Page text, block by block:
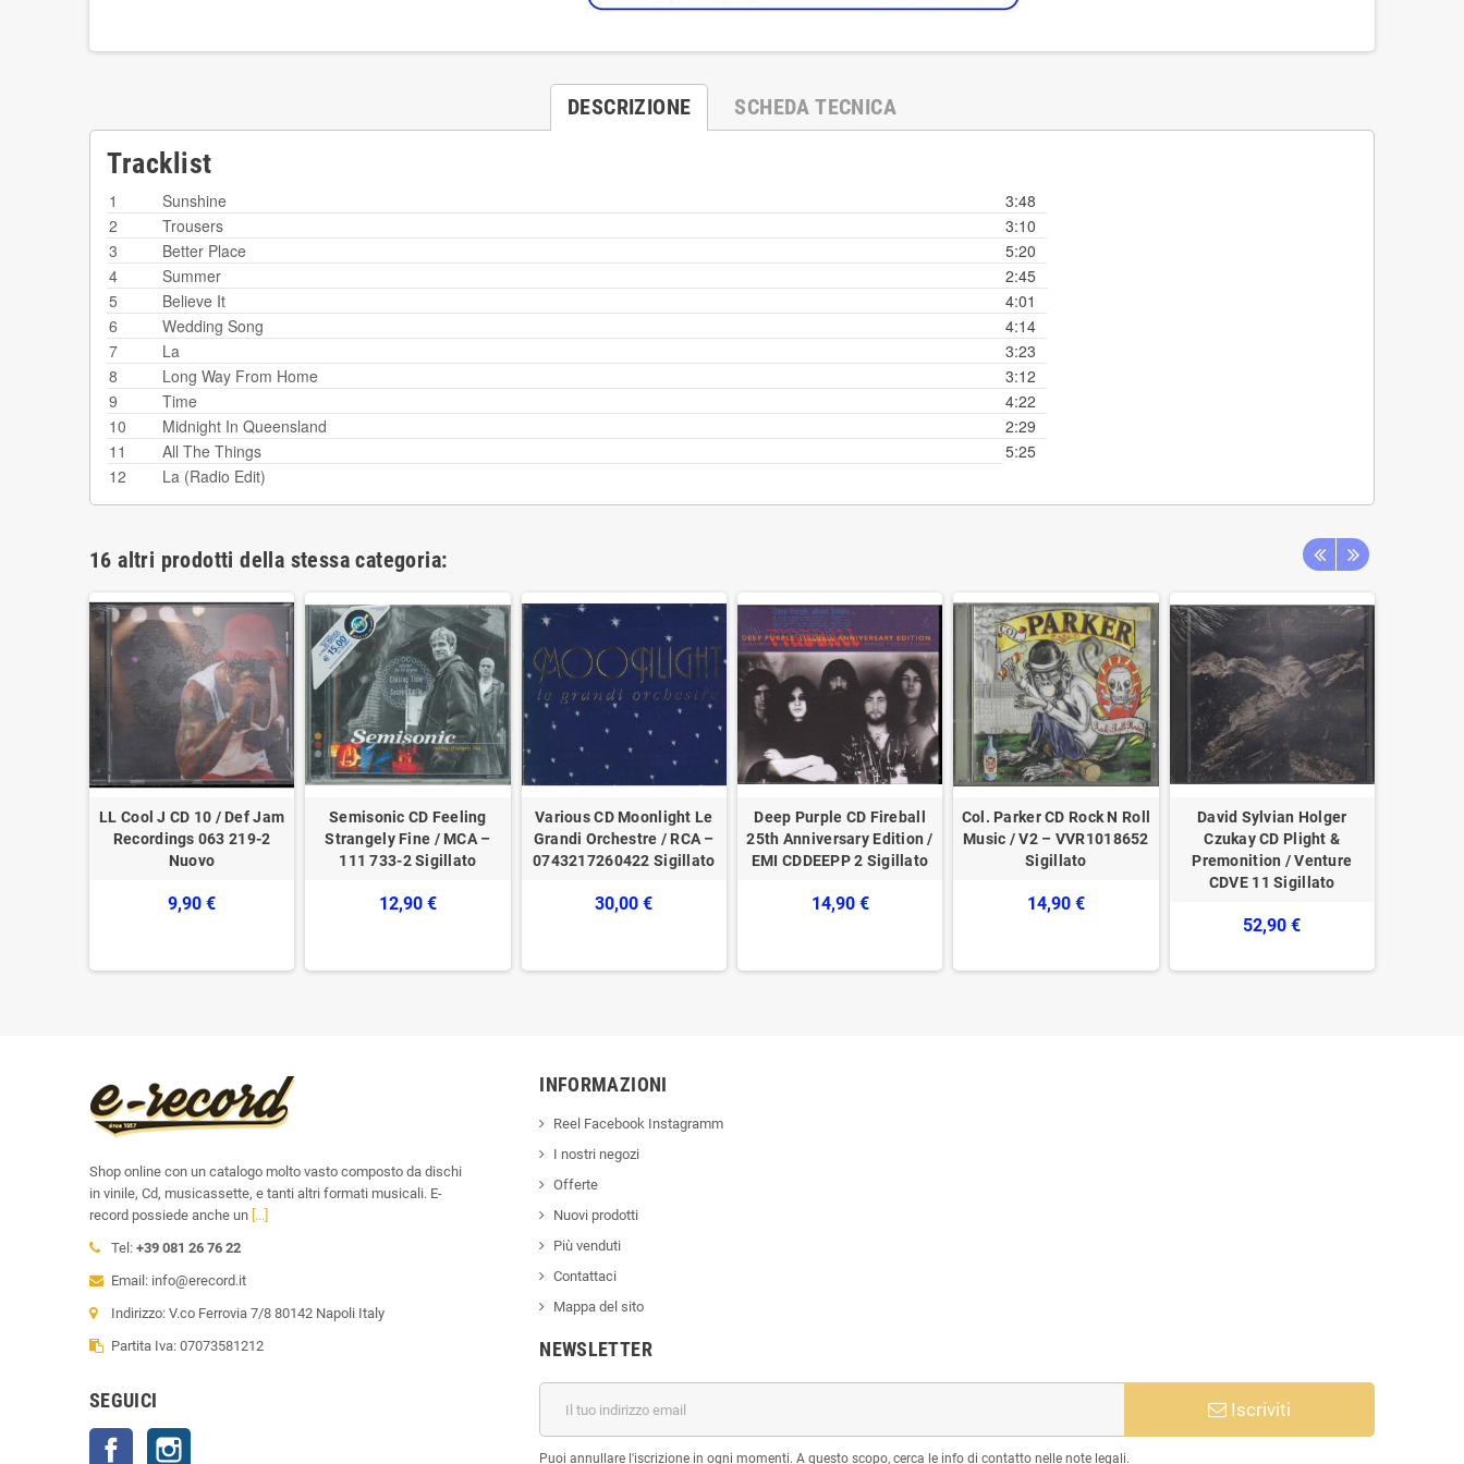
DESCRIZIONE SCHEDA TECNICA
Tracklist
1 Sunshine
3:48
2
Trousers
3:10
3
Better Place
5:20
4
Summer
2:45
5
Believe It
4:01
6
Wedding Song
4:14
7
La
3:23
8
Long Way From Home
3:12
9
Time
4:22
10
Midnight In Queensland
2:29
11
All The Things
5:25
12
La (Radio Edit)
16 altri prodotti della stessa categoria:
LL Cool J CD 10 / Def Jam
Recordings ‎063 219-2
Nuovo
9,90 €
Semisonic CD Feeling
Strangely Fine / MCA –
111 733-2 Sigillato
12,90 €
Various CD Moonlight Le
Grandi Orchestre / RCA –
0743217260422 Sigillato
30,00 €
Deep Purple CD Fireball
25th Anniversary Edition /
EMI ‎CDDEEPP 2 Sigillato
14,90 €
Col. Parker CD Rock N Roll
Music / V2 – VVR1018652
Sigillato
14,90 €
David Sylvian Holger
Czukay CD Plight &
Premonition / Venture
CDVE 11 Sigillato
52,90 €
Shop online con un catalogo molto vasto composto da dischi
in vinile, Cd, musicassette, e tanti altri formati musicali. E-
record possiede anche un [...]
Tel: +39 081 26 76 22
Email: info@erecord.it
Indirizzo: V.co Ferrovia 7/8 80142 Napoli Italy
Partita Iva: 07073581212
SEGUICI
Facebook
INFORMAZIONI
Reel Facebook Instagramm
I nostri negozi
Offerte
Nuovi prodotti
Più venduti
Contattaci
Mappa del sito
NEWSLETTER
Iscriviti
Puoi annullare l'iscrizione in ogni momenti. A questo scopo, cerca le info di contatto nelle note legali.